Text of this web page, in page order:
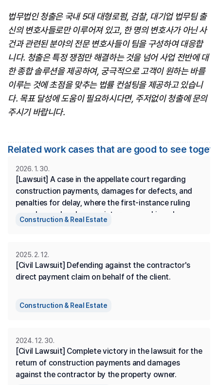
법무법인 청출은 국내 5대 대형로펌, 검찰, 대기업 법무팀 출
신의 변호사들로만 이루어져 있고, 한 명의 변호사가 아닌 사
건과 관련된 분야의 전문 변호사들이 팀을 구성하여 대응합
니다. 청출은 특정 쟁점만 해결하는 것을 넘어 사업 전반에 대
한 종합 솔루션을 제공하여, 궁극적으로 고객이 원하는 바를
이루는 것에 초점을 맞추는 법률 컨설팅을 제공하고 있습니
다. 목표 달성에 도움이 필요하시다면, 주저없이 청출에 문의
주시기 바랍니다.
Related work cases that are good to see
Construction & Real Estate
[Lawsuit] A case in the appellate court regarding
construction payments, damages for defects, and
penalties for delay, where the first-instance ruling
was changed and some victory was achieved.
2026. 1. 30.
Construction & Real Estate
[Civil Lawsuit] Defending against the contractor's
direct payment claim on behalf of the client.
2025. 2. 12.
[Civil Lawsuit] Complete victory in the lawsuit for the
return of construction payments and damages
against the contractor by the property owner.
2024. 12. 30.